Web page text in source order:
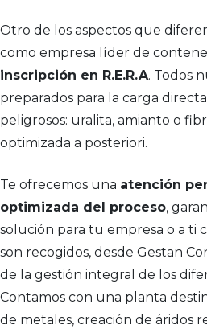
Otro de los aspectos que
como empresa líder de
inscripción en R.E.R.A. Todos
preparados para la carga
peligrosos: uralita, amianto o
optimizada a posteriori.
Te ofrecemos una atención
optimizada del proceso,
solución para tu empresa o a ti
son recogidos, desde Gestan
de la gestión integral de los
Contamos con una planta
de metales, creación de áridos